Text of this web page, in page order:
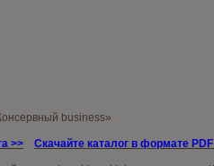
business»
>> Скачайте каталог в формате PDF